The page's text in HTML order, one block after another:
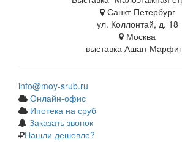
Санкт-Петербург
ул. Коллонтай, д. 18
Москва
выставка Ашан-
info@moy-srub.ru
Онлайн-офис
Ипотека на сруб
Заказать звонок
Нашли дешевле?